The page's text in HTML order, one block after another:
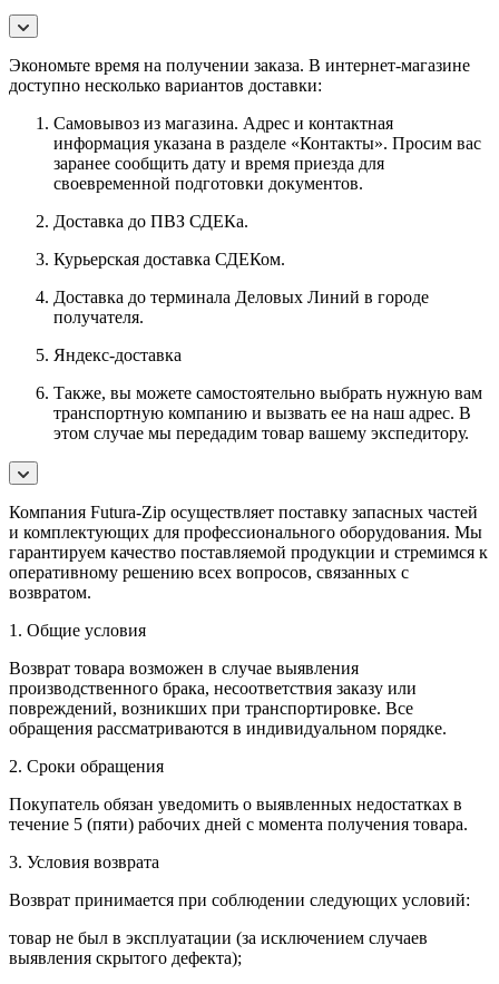
Экономьте время на получении заказа. В интернет-магазине
доступно несколько вариантов доставки:
Самовывоз из магазина. Адрес и контактная
информация указана в разделе «Контакты». Просим вас
заранее сообщить дату и время приезда для
своевременной подготовки документов.
Доставка до ПВЗ СДЕКа.
Курьерская доставка СДЕКом.
Доставка до терминала Деловых Линий в городе
получателя.
Яндекс-доставка
Также, вы можете самостоятельно выбрать нужную вам
транспортную компанию и вызвать ее на наш адрес. В
этом случае мы передадим товар вашему экспедитору.
Компания Futura-Zip осуществляет поставку запасных частей
и комплектующих для профессионального оборудования. Мы
гарантируем качество поставляемой продукции и стремимся к
оперативному решению всех вопросов, связанных с
возвратом.
1. Общие условия
Возврат товара возможен в случае выявления
производственного брака, несоответствия заказу или
повреждений, возникших при транспортировке. Все
обращения рассматриваются в индивидуальном порядке.
2. Сроки обращения
Покупатель обязан уведомить о выявленных недостатках в
течение 5 (пяти) рабочих дней с момента получения товара.
3. Условия возврата
Возврат принимается при соблюдении следующих условий:
товар не был в эксплуатации (за исключением случаев
выявления скрытого дефекта);